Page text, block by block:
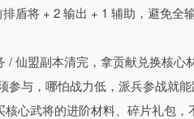
彻底告别无脑数值碾压，打造 “
配不同兵种、阵法与神将组合，
动把控神将大招释放时机，灵活
博弈的核心乐趣。
：挂机收益拉满，碎片化时间轻松
盾将 + 2 输出 + 1 辅助，避免全
/ 仙盟副本清完，拿贡献兑换核
参与，哪怕战力低，派兵参战就
心武将的进阶材料、碎片礼包，